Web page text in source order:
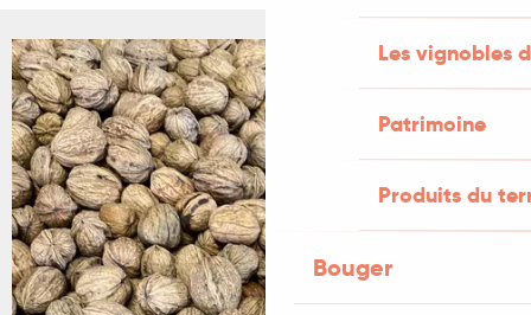
Les vignobles
Patrimoine
Produits du
Bouger